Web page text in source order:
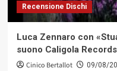
Recensione Dischi
Luca Zennaro con
suono Caligola Records
Cinico Bertallot 09/08/